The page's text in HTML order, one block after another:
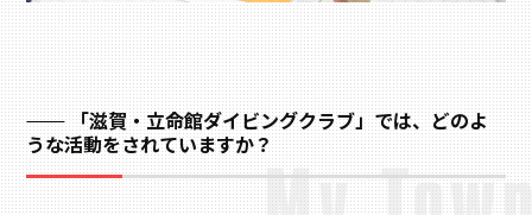
「滋賀・立命館ダイビングクラブ」では、どのよ
うな活動をされていますか？